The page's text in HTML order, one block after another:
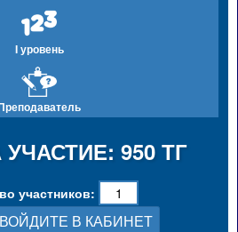
I уровень
950 ТГ
участников:
В КАБИНЕТ